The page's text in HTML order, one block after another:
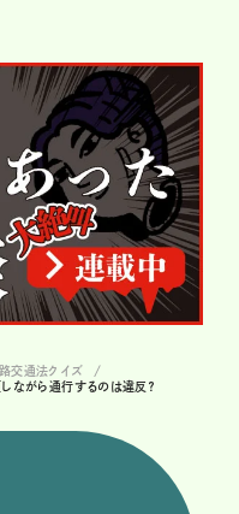
交通法クイズ
ながら通行するのは違反？